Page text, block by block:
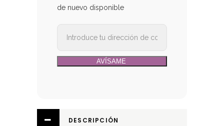
de nuevo disponible
DESCRIPCIÓN